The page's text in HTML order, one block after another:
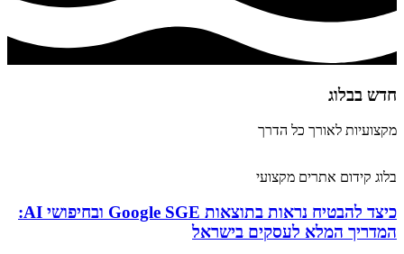
חדש בבלוג​
מקצועיות לאורך כל הדרך
בלוג קידום אתרים מקצועי
כיצד להבטיח נראות בתוצאות Google SGE ובחיפושי AI:
המדריך המלא לעסקים בישראל